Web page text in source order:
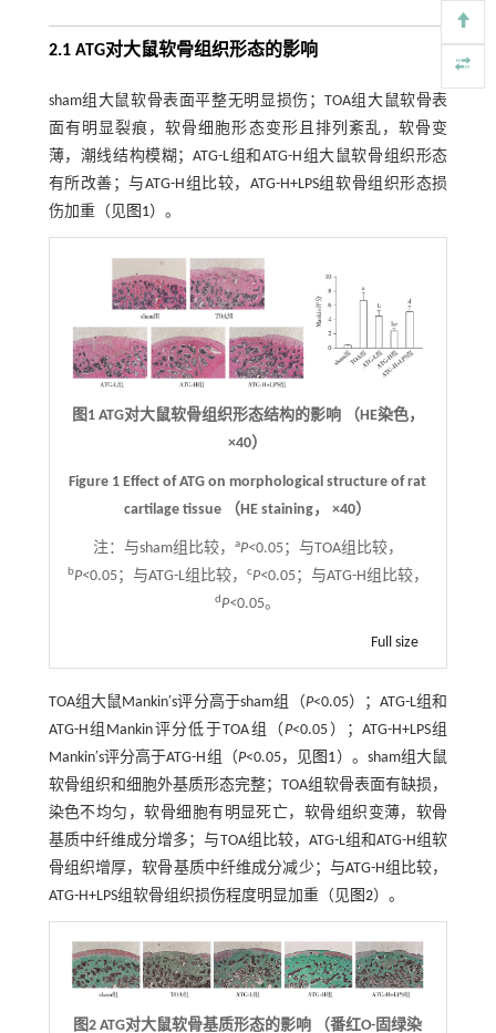
2.1 ATG对大鼠软骨组织形态的影响
sham组大鼠软骨表面平整无明显损伤；TOA组大鼠软骨表
面有明显裂痕，软骨细胞形态变形且排列紊乱，软骨变
薄，潮线结构模糊；ATG-L组和ATG-H组大鼠软骨组织形态
有所改善；与ATG-H组比较，ATG-H+LPS组软骨组织形态损
伤加重（见图1）。
图1 ATG对大鼠软骨组织形态结构的影响 （HE染色，
×40）
Figure 1 Effect of ATG on morphological structure of rat
cartilage tissue （HE staining， ×40）
注： 与sham组比较， aP<0.05；与TOA组比较，
bP<0.05；与ATG-L组比较， cP<0.05；与ATG-H组比较，
d P<0.05。
Full size
TOA组大鼠Mankin′s评分高于sham组（P<0.05）；ATG-L组和
ATG-H组Mankin评分低于TOA组（P<0.05）；ATG-H+LPS组
Mankin′s评分高于ATG-H组（P<0.05，见图1）。sham组大鼠
软骨组织和细胞外基质形态完整；TOA组软骨表面有缺损，
染色不均匀，软骨细胞有明显死亡，软骨组织变薄，软骨
基质中纤维成分增多；与TOA组比较，ATG-L组和ATG-H组软
骨组织增厚，软骨基质中纤维成分减少；与ATG-H组比较，
ATG-H+LPS组软骨组织损伤程度明显加重（见图2）。
图2 ATG对大鼠软骨基质形态的影响 （番红O-固绿染